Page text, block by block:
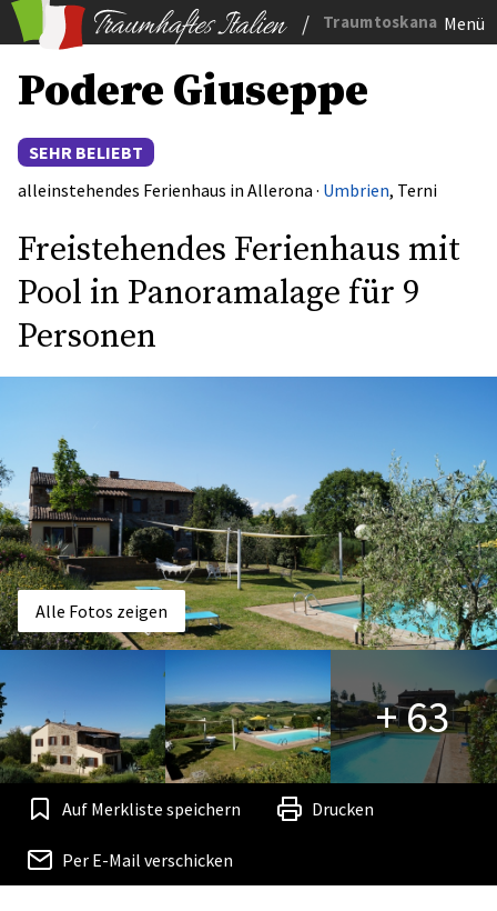
/ Traumtoskana Menü
Podere Giuseppe
SEHR BELIEBT
alleinstehendes Ferienhaus in Allerona · Umbrien, Terni
Freistehendes Ferienhaus mit
Pool in Panoramalage für 9
Personen
Alle Fotos zeigen
+ 63
Auf Merkliste speichern Drucken
Per E-Mail verschicken